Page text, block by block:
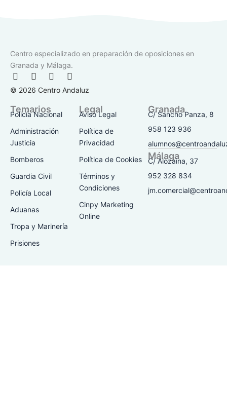
Centro especializado en preparación de oposiciones en
Granada y Málaga.
F
c
b
o
o
k
-
f
I
s
a
g
r
a
m
T
k
o
k
Y
u
© 2026 Centro Andaluz
Temarios
Policía Nacional
Administración
Justicia
Bomberos
Guardia Civil
Policía Local
Aduanas
Tropa y Marinería
Prisiones
Legal
Aviso Legal
Política de
Privacidad
Política de Cookies
Términos y
Condiciones
Cinpy Marketing
Online
Granada
C/ Sancho Panza, 8
958 123 936
Málaga
C/ Alozaina, 37
952 328 834